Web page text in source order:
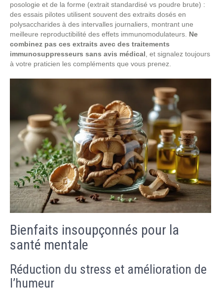
posologie et de la forme (extrait standardisé vs poudre brute) :
des essais pilotes utilisent souvent des extraits dosés en
polysaccharides à des intervalles journaliers, montrant une
meilleure reproductibilité des effets immunomodulateurs. Ne
combinez pas ces extraits avec des traitements
immunosuppresseurs sans avis médical , et signalez toujours
à votre praticien les compléments que vous prenez.
Bienfaits insoupçonnés pour la
santé mentale
Réduction du stress et amélioration de
l’humeur